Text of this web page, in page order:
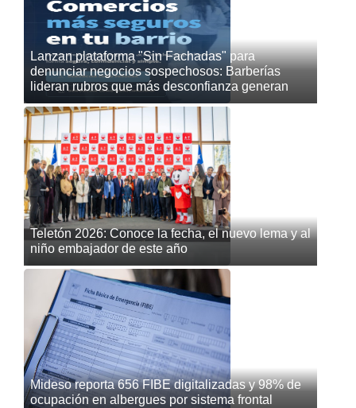
Lanzan plataforma "Sin Fachadas" para
denunciar negocios sospechosos: Barberías
lideran rubros que más desconfianza generan
Teletón 2026: Conoce la fecha, el nuevo lema y al
niño embajador de este año
Mideso reporta 656 FIBE digitalizadas y 98% de
ocupación en albergues por sistema frontal